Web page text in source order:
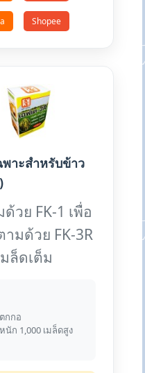
Shopee
พาะสำหรับข้าว
วย FK-1 เพื่อ
ามด้วย FK-3R
ล็ดเต็ม
ตกกอ
นัก 1,000 เมล็ดสูง